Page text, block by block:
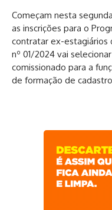
Começam nesta
as inscrições para o
contratar ex-estagiários
nº 01/2024 vai
comissionado para a
de formação de